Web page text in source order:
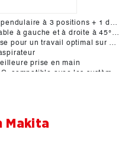
Machine dotée d'un mouvement pendulaire à 3 positions + 1 droite pour une coupe plus nette
à 45° pour une plus grande précision de coupe
optimal sur différents matériaux
prise en main
avec les systèmes empilables standards
Makita